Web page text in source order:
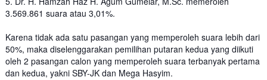
3.569.861 suara atau 3,01%.
Karena tidak ada satu pasangan yang memperoleh suara lebih dari
50%, maka diselenggarakan pemilihan putaran kedua yang diikuti
oleh 2 pasangan calon yang memperoleh suara terbanyak pertama
dan kedua, yakni SBY-JK dan Mega Hasyim.